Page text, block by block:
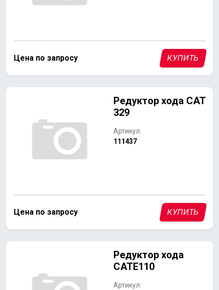
Цена по запросу КУПИТЬ
Редуктор хода CAT
329
Артикул:
111437
Цена по запросу КУПИТЬ
Редуктор хода
CATE110
Артикул: